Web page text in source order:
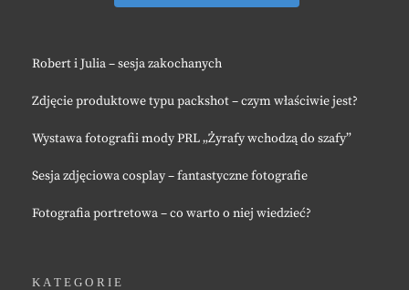
Robert i Julia – sesja zakochanych
Zdjęcie produktowe typu packshot – czym właściwie jest?
Wystawa fotografii mody PRL „Żyrafy wchodzą do szafy”
Sesja zdjęciowa cosplay – fantastyczne fotografie
Fotografia portretowa – co warto o niej wiedzieć?
KATEGORIE